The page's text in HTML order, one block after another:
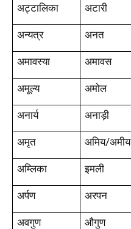
अट्टालिका अटारी
अन्यत्र अनत
अमावस्या अमावस
अमूल्य अमोल
अनार्य अनाड़ी
अमृत अमिय/अमीय
अम्लिका इमली
अर्पण अरपन
अवगुण औगुण